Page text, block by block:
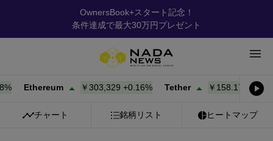
OwnersBook+スタート記念！
条件達成で最大30万円プレゼント
Ethereum ￥303,329+0.16% Tether ￥158.17 +0.00%
チャート 銘柄リスト ヒートマップ